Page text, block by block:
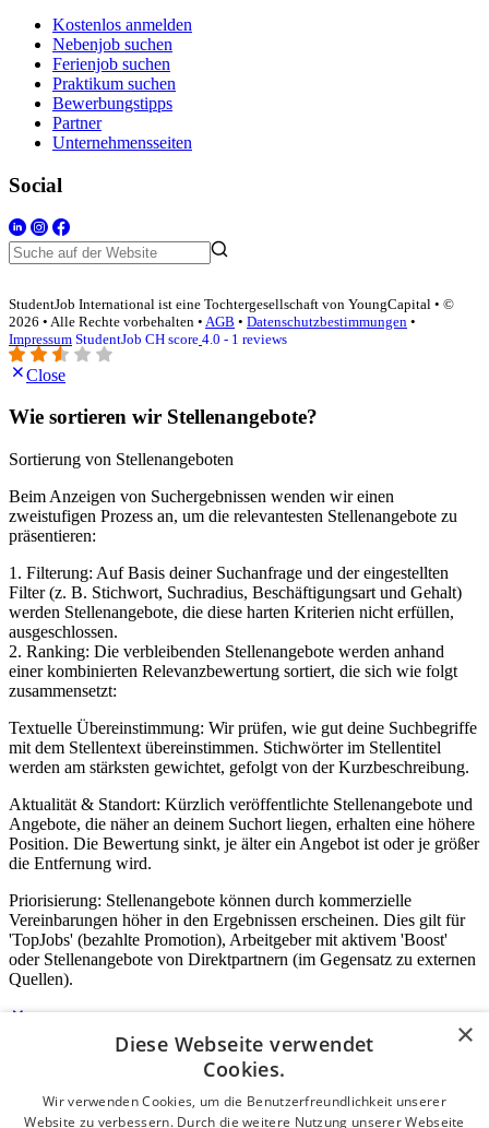
Kostenlos anmelden
Nebenjob suchen
Ferienjob suchen
Praktikum suchen
Bewerbungstipps
Partner
Unternehmensseiten
Social
StudentJob International ist eine Tochtergesellschaft von YoungCapital • ©
2026 • Alle Rechte vorbehalten • AGB • Datenschutzbestimmungen •
Impressum StudentJob CH score 4.0 - 1 reviews
Close
Wie sortieren wir Stellenangebote?
Sortierung von Stellenangeboten
Beim Anzeigen von Suchergebnissen wenden wir einen
zweistufigen Prozess an, um die relevantesten Stellenangebote zu
präsentieren:
1. Filterung: Auf Basis deiner Suchanfrage und der eingestellten
Filter (z. B. Stichwort, Suchradius, Beschäftigungsart und Gehalt)
werden Stellenangebote, die diese harten Kriterien nicht erfüllen,
ausgeschlossen.
2. Ranking: Die verbleibenden Stellenangebote werden anhand
einer kombinierten Relevanzbewertung sortiert, die sich wie folgt
zusammensetzt:
Textuelle Übereinstimmung: Wir prüfen, wie gut deine Suchbegriffe
mit dem Stellentext übereinstimmen. Stichwörter im Stellentitel
werden am stärksten gewichtet, gefolgt von der Kurzbeschreibung.
Aktualität & Standort: Kürzlich veröffentlichte Stellenangebote und
Angebote, die näher an deinem Suchort liegen, erhalten eine höhere
Position. Die Bewertung sinkt, je älter ein Angebot ist oder je größer
die Entfernung wird.
Priorisierung: Stellenangebote können durch kommerzielle
Vereinbarungen höher in den Ergebnissen erscheinen. Dies gilt für
'TopJobs' (bezahlte Promotion), Arbeitgeber mit aktivem 'Boost'
oder Stellenangebote von Direktpartnern (im Gegensatz zu externen
Quellen).
Login für Unternehmen
E-Mail*
×
Diese Webseite verwendet
Cookies.
Wir verwenden Cookies, um die Benutzerfreundlichkeit unserer
Website zu verbessern. Durch die weitere Nutzung unserer Webseite